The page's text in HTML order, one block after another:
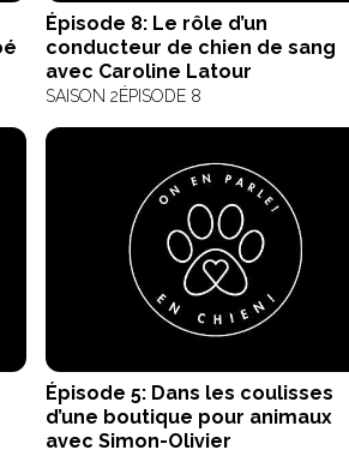
Épisode 8: Le rôle d’un
conducteur de chien de sang
avec Caroline Latour
SAISON 2ÉPISODE 8
Épisode 5: Dans les coulisses
d’une boutique pour animaux
avec Simon-Olivier